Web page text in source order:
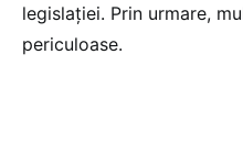
legislației. Prin urmare,
periculoase.